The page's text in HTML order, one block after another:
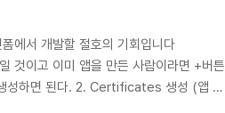
서 개발할 절호의 기회입니다
것이고 이미 앱을 만든 사람이라면 +버튼
성하면 된다. 2. Certificates 생성 (앱 번